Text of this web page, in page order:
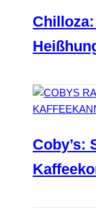
Coby’s: